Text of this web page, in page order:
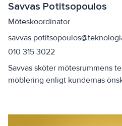
Savvas Potitsopoulos
Möteskoordinator
010 315 3022
Savvas sköter mötesrummens
möblering enligt kundernas